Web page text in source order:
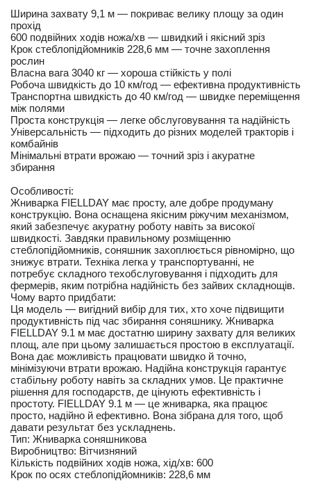
Ширина захвату 9,1 м — покриває велику площу за один
прохід
600 подвійних ходів ножа/хв — швидкий і якісний зріз
Крок стеблопідйомників 228,6 мм — точне захоплення
рослин
Власна вага 3040 кг — хороша стійкість у полі
Робоча швидкість до 10 км/год — ефективна продуктивність
Транспортна швидкість до 40 км/год — швидке переміщення
між полями
Проста конструкція — легке обслуговування та надійність
Універсальність — підходить до різних моделей тракторів і
комбайнів
Мінімальні втрати врожаю — точний зріз і акуратне
збирання
Особливості:
Жниварка FIELLDAY має просту, але добре продуману
конструкцію. Вона оснащена якісним ріжучим механізмом,
який забезпечує акуратну роботу навіть за високої
швидкості. Завдяки правильному розміщенню
стеблопідйомників, соняшник захоплюється рівномірно, що
знижує втрати. Техніка легка у транспортуванні, не
потребує складного техобслуговування і підходить для
фермерів, яким потрібна надійність без зайвих складнощів.
Чому варто придбати:
Ця модель — вигідний вибір для тих, хто хоче підвищити
продуктивність під час збирання соняшнику. Жниварка
FIELLDAY 9.1 м має достатню ширину захвату для великих
площ, але при цьому залишається простою в експлуатації.
Вона дає можливість працювати швидко й точно,
мінімізуючи втрати врожаю. Надійна конструкція гарантує
стабільну роботу навіть за складних умов. Це практичне
рішення для господарств, де цінують ефективність і
простоту. FIELLDAY 9.1 м — це жниварка, яка працює
просто, надійно й ефективно. Вона зібрана для того, щоб
давати результат без ускладнень.
Тип: Жниварка соняшникова
Виробництво: Вітчизняний
Кількість подвійних ходів ножа, хід/хв: 600
Крок по осях стеблопідйомників: 228,6 мм